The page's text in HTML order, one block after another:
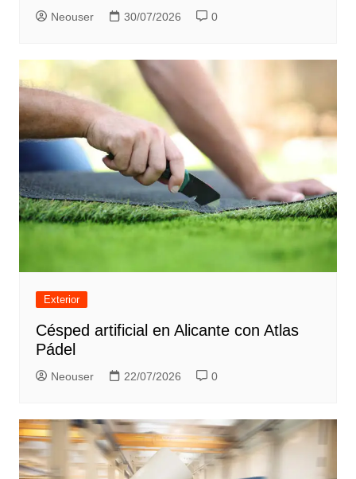
Neouser 30/07/2026 0
Exterior
Césped artificial en Alicante con Atlas
Pádel
Neouser 22/07/2026 0